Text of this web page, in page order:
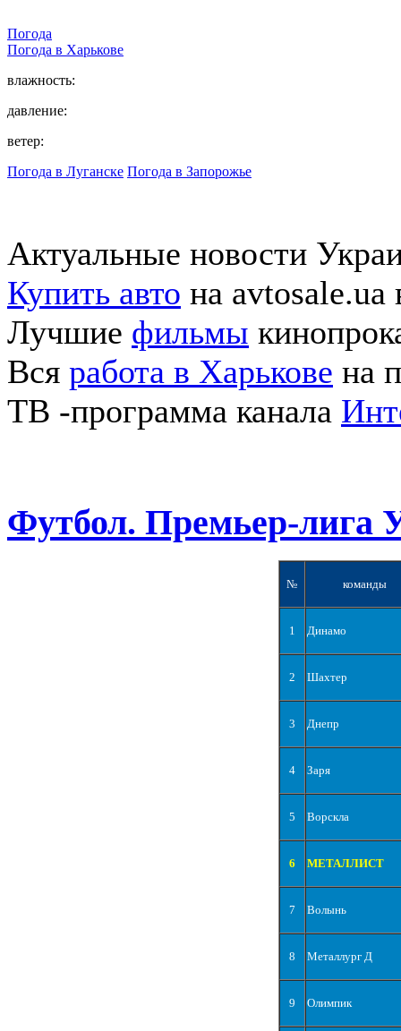
Погода
Погода в Харькове
влажность:
давление:
ветер:
Погода в Луганске Погода в Запорожье
Актуальные новости
Купить авто на avtosale.ua
Лучшие фильмы
Вся работа в Харькове на
ТВ -программа канала
Футбол. Премьер-лига
№ команды
1 Динамо
2 Шахтер
3 Днепр
4 Заря
5 Ворскла
6 МЕТАЛЛИСТ
7 Волынь
8 Металлург Д
9 Олимпик